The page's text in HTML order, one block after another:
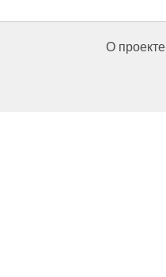
О проекте